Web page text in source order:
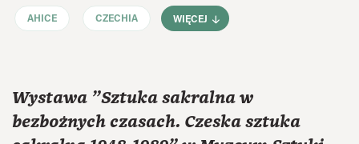
AHICE CZECHIA WIĘCEJ
Wystawa "Sztuka sakralna w
bezbożnych czasach. Czeska sztuka